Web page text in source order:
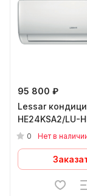
95 800 ₽
Lessar
HE24KSA2/LU-
0 Нет в